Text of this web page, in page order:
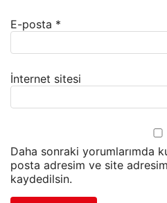
E-posta *
İnternet sitesi
Daha sonraki yorumlarımda
posta adresim ve site
kaydedilsin.